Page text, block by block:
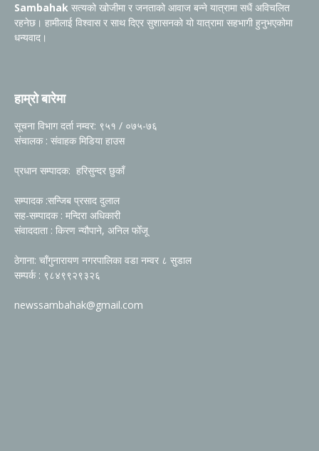
Sambahak सत्यको खोजीमा र जनताको आवाज बन्ने यात्रामा सधैं अविचलित
रहनेछ। हामीलाई विश्वास र साथ दिएर सुशासनको यो यात्रामा सहभागी हुनुभएकोमा
धन्यवाद।
हाम्रो बारेमा
सूचना विभाग दर्ता नम्वर: ९५१ / ०७५-७६
संचालक : संवाहक मिडिया हाउस
प्रधान सम्पादक: हरिसुन्दर छुकाँ
सम्पादक :सन्जिब प्रसाद दुलाल
सह-सम्पादक : मन्दिरा अधिकारी
संवाददाता : किरण न्यौपाने, अनिल फोँजू
ठेगाना: चाँगुनारायण नगरपालिका वडा नम्वर ८ सुडाल
सम्पर्क : ९८४९९२९३२६
newssambahak@gmail.com